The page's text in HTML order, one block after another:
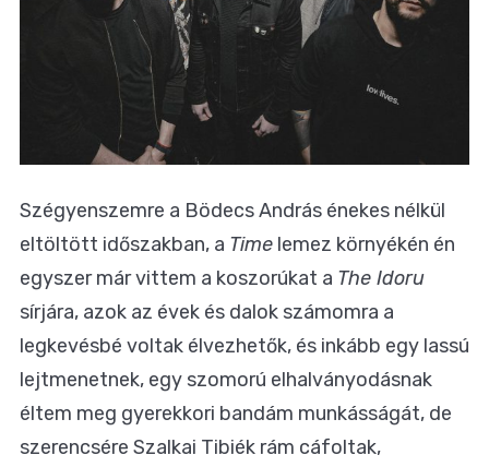
Szégyenszemre a Bödecs András énekes nélkül
eltöltött időszakban, a Time lemez környékén én
egyszer már vittem a koszorúkat a The Idoru
sírjára, azok az évek és dalok számomra a
legkevésbé voltak élvezhetők, és inkább egy lassú
lejtmenetnek, egy szomorú elhalványodásnak
éltem meg gyerekkori bandám munkásságát, de
szerencsére Szalkai Tibiék rám cáfoltak,